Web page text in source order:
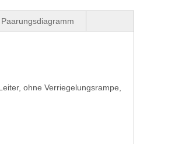
Paarungsdiagramm
ohne Verriegelungsrampe,